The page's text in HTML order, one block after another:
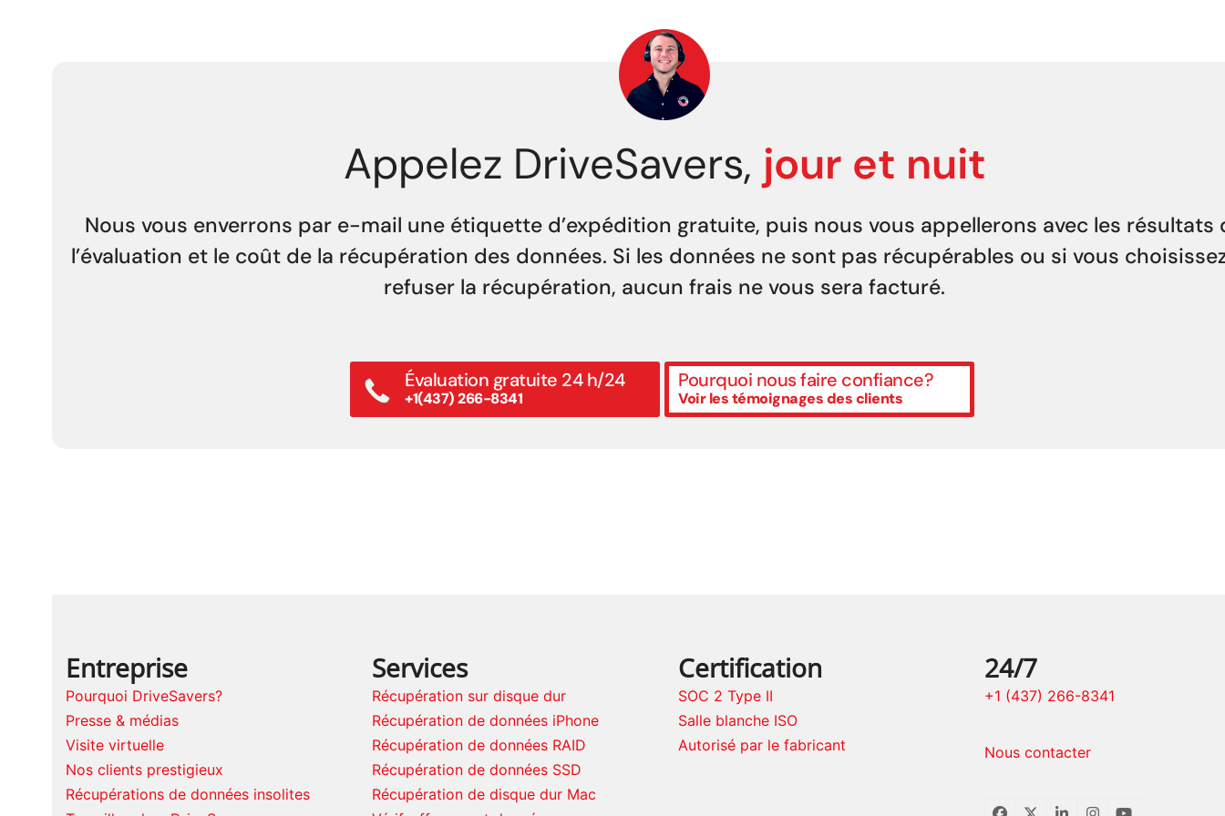
Appelez DriveSavers, jour et nuit
Nous vous enverrons par e-mail une étiquette d’expédition gratuite, puis nous vous appellerons avec les résultats
l’évaluation et le coût de la récupération des données. Si les données ne sont pas récupérables ou si vous
refuser la récupération, aucun frais ne vous sera facturé.
Évaluation gratuite 24 h/24
+1(437) 266-8341
Pourquoi nous faire confiance?
Voir les témoignages des clients
Entreprise
Pourquoi DriveSavers?
Presse & médias
Visite virtuelle
Nos clients prestigieux
Récupérations de données insolites
Services
Récupération sur disque dur
Récupération de données iPhone
Récupération de données RAID
Récupération de données SSD
Récupération de disque dur Mac
Certification
SOC 2 Type II
Salle blanche ISO
Autorisé par le fabricant
24/7
+1 (437) 266-8341
Nous contacter